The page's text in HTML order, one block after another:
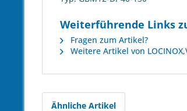
Weiterführende Links zu
Fragen zum Artikel?
Weitere Artikel von
Ähnliche Artikel